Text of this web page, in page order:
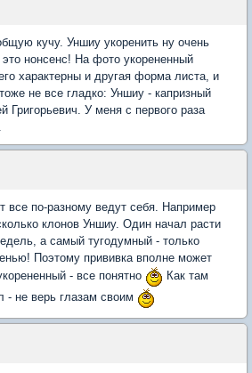
кучу. Уншиу укоренить ну очень
нонсенс! На фото укорененный
характерны и другая форма листа, и
не все гладко: Уншиу - капризный
Григорьевич. У меня с первого раза
все по-разному ведут себя. Например
клонов Уншиу. Один начал расти
а самый тугодумный - только
Поэтому прививка вполне может
- все понятно
Как там
- не верь глазам своим